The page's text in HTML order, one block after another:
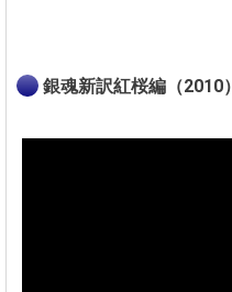
銀魂新訳紅桜編（2010）